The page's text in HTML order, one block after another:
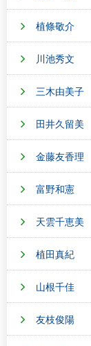
植條敬介
川池秀文
三木由美子
田井久留美
金藤友香理
富野和憲
天雲千恵美
植田真紀
山根千佳
友枝俊陽